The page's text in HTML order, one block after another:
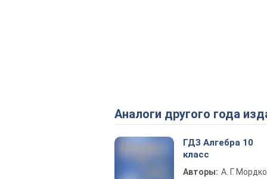
Аналоги другого года
ГДЗ Алгебра 10
класс
Авторы: А. Г.